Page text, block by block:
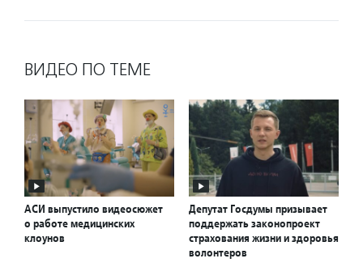
ВИДЕО ПО ТЕМЕ
АСИ выпустило видеосюжет
о работе медицинских
клоунов
Депутат Госдумы призывает
поддержать законопроект
страхования жизни и здоровья
волонтеров